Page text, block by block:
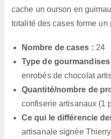
cache un ourson en
totalité des cases forme un
Nombre de cases : 24
Type de gourmandises
enrobés de chocolat
Quantité/nombre de
confiserie artisanaux (1
Ce qui le différencie
artisanale signée